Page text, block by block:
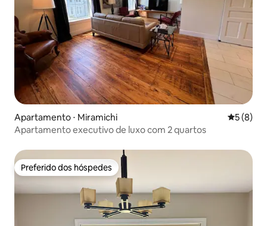
Apartamento ⋅ Miramichi 5 de
5 (8)
Apartamento executivo de luxo com 2 quartos
Preferido dos hóspedes
Preferido dos hóspedes